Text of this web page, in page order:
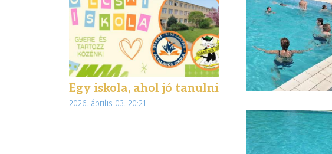
Egy iskola, ahol jó tanulni
2026. április 03. 20:21
Biztonságban az
az Internet Hotline
jogsegélyszolgálat